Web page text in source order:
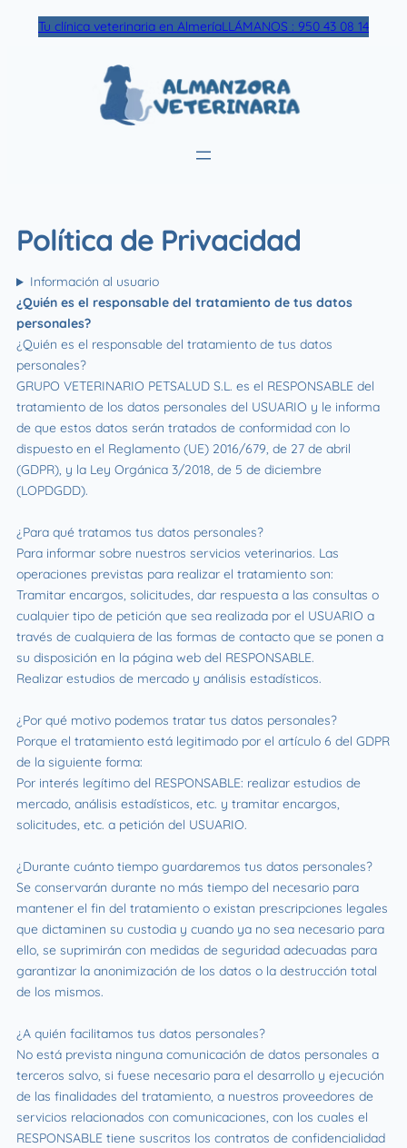
Tu clínica veterinaria en AlmeríaLLÁMANOS : 950 43 08 14
Política de Privacidad
Información al usuario
¿Quién es el responsable del tratamiento de tus datos
personales?
¿Quién es el responsable del tratamiento de tus datos
personales?
GRUPO VETERINARIO PETSALUD S.L. es el RESPONSABLE del
tratamiento de los datos personales del USUARIO y le informa
de que estos datos serán tratados de conformidad con lo
dispuesto en el Reglamento (UE) 2016/679, de 27 de abril
(GDPR), y la Ley Orgánica 3/2018, de 5 de diciembre
(LOPDGDD).
¿Para qué tratamos tus datos personales?
Para informar sobre nuestros servicios veterinarios. Las
operaciones previstas para realizar el tratamiento son:
Tramitar encargos, solicitudes, dar respuesta a las consultas o
cualquier tipo de petición que sea realizada por el USUARIO a
través de cualquiera de las formas de contacto que se ponen a
su disposición en la página web del RESPONSABLE.
Realizar estudios de mercado y análisis estadísticos.
¿Por qué motivo podemos tratar tus datos personales?
Porque el tratamiento está legitimado por el artículo 6 del GDPR
de la siguiente forma:
Por interés legítimo del RESPONSABLE: realizar estudios de
mercado, análisis estadísticos, etc. y tramitar encargos,
solicitudes, etc. a petición del USUARIO.
¿Durante cuánto tiempo guardaremos tus datos personales?
Se conservarán durante no más tiempo del necesario para
mantener el fin del tratamiento o existan prescripciones legales
que dictaminen su custodia y cuando ya no sea necesario para
ello, se suprimirán con medidas de seguridad adecuadas para
garantizar la anonimización de los datos o la destrucción total
de los mismos.
¿A quién facilitamos tus datos personales?
No está prevista ninguna comunicación de datos personales a
terceros salvo, si fuese necesario para el desarrollo y ejecución
de las finalidades del tratamiento, a nuestros proveedores de
servicios relacionados con comunicaciones, con los cuales el
RESPONSABLE tiene suscritos los contratos de confidencialidad